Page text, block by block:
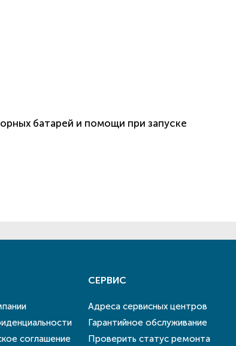
батарей и помощи при запуске
соглашение
СЕРВИС
Адреса сервисных центров
Гарантийное обслуживание
Проверить статус ремонта